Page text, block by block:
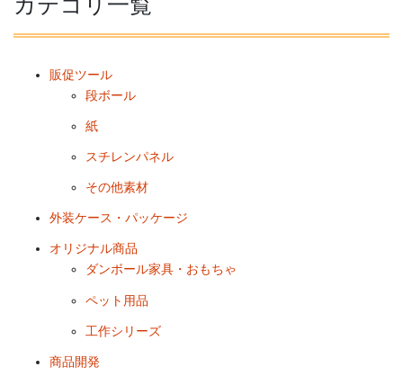
カテゴリ一覧
販促ツール
段ボール
紙
スチレンパネル
その他素材
外装ケース・パッケージ
オリジナル商品
ダンボール家具・おもちゃ
ペット用品
工作シリーズ
商品開発